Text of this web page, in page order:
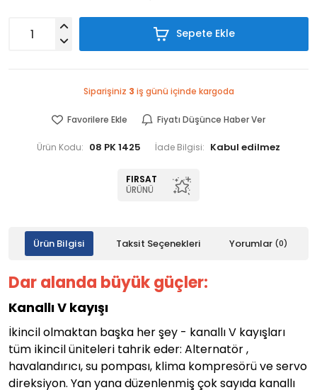
Sepete Ekle
Siparişiniz 3 iş günü içinde kargoda
Favorilere Ekle Fiyatı Düşünce Haber Ver
Ürün Kodu: 08 PK 1425 İade Bilgisi:
FIRSAT
ÜRÜNÜ
Ürün Bilgisi Taksit Seçenekleri Yorumlar (0)
Dar alanda büyük güçler:
Kanallı V kayışı
İkincil olmaktan başka her şey - kanallı V kayışları
tüm ikincil üniteleri tahrik eder: Alternatör ,
havalandırıcı, su pompası, klima kompresörü ve servo
direksiyon. Yan yana düzenlenmiş çok sayıda kanallı